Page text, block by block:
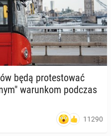
będą pro­te­sto­wać
wa­run­kom podczas
11290